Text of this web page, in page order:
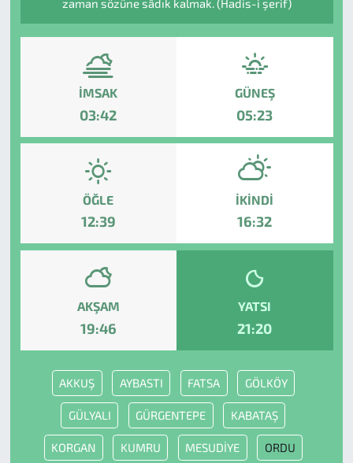
zaman sözüne sâdık kalmak. (Hadis-i şerif)
İMSAK
03:42
GÜNEŞ
05:23
ÖĞLE
12:39
İKINDI
16:32
AKŞAM
19:46
YATSI
21:20
AKKUŞ AYBASTI FATSA GÖLKÖY
GÜLYALI GÜRGENTEPE KABATAŞ
KORGAN KUMRU MESUDİYE ORDU